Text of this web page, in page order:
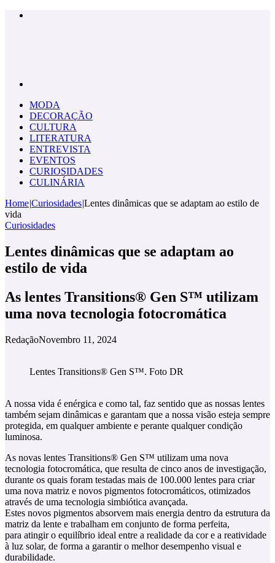
MODA
DECORAÇÃO
CULTURA
LITERATURA
ENTREVISTA
EVENTOS
CURIOSIDADES
CULINÁRIA
Home|Curiosidades|Lentes dinâmicas que se adaptam ao estilo de
vida
Curiosidades
Lentes dinâmicas que se adaptam ao
estilo de vida
As lentes Transitions® Gen S™ utilizam
uma nova tecnologia fotocromática
RedaçãoNovembro 11, 2024
Lentes Transitions® Gen S™. Foto DR
A nossa vida é enérgica e como tal, faz sentido que as nossas lentes
também sejam dinâmicas e garantam que a nossa visão esteja sempre
protegida, em qualquer ambiente e perante qualquer condição
luminosa.
As novas lentes Transitions® Gen S™ utilizam uma nova
tecnologia fotocromática, que resulta de cinco anos de investigação,
durante os quais foram testadas mais de 100.000 lentes para criar
uma nova matriz e novos pigmentos fotocromáticos, otimizados
através de uma tecnologia simbiótica avançada.
Estes novos pigmentos absorvem mais energia dentro da estrutura da
matriz da lente e trabalham em conjunto de forma perfeita,
para atingir o equilíbrio ideal entre a realidade da cor e a reatividade
à luz solar, de forma a garantir o melhor desempenho visual e
durabilidade.